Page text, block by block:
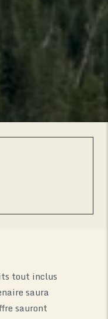
tout inclus
saura
sauront